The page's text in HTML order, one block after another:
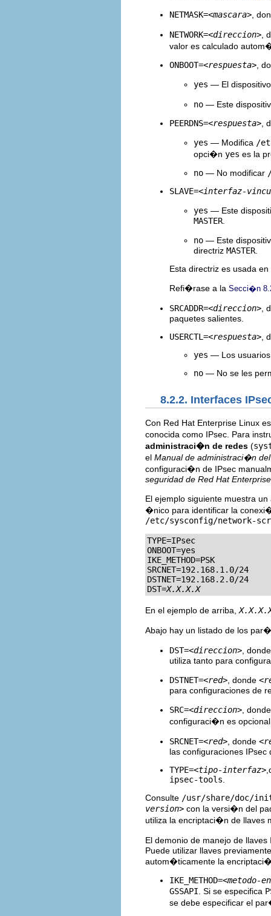
NETMASK=<mascara> ,
NETWORK=<direccion> ,
valor es calculado
ONBOOT=<respuesta> ,
yes — El
no — Este
PEERDNS=<respuesta> ,
yes — Modifica /
opci�n yes es la
no — No modificar
SLAVE=<interfaz-
yes — Este
MASTER
no — Este
directriz MASTER
Esta directriz es usada
Refi�rase a la Secci�n
SRCADDR=<direccion> ,
paquetes salientes.
USERCTL=<respuesta> ,
yes — Los usuarios
no — No se les
8.2.2. Interfaces
Con Red Hat Enterprise Linux
conocida como IPsec. Para
administraci�n de redes (
el Manual de administraci�n
configuraci�n de IPsec
seguridad de Red Hat
El ejemplo siguiente muestra
�nico para identificar la
/etc/sysconfig/network-
TYPE=IPsec
ONBOOT=yes
IKE_METHOD=PSK
SRCNET=192.168.1.0/24
DSTNET=192.168.2.0/24
DST=X.X.X.X
En el ejemplo de arriba,
Abajo hay un listado de los
DST=<direccion> ,
utiliza tanto para
DSTNET=<red> , donde
para configuraciones de
SRC=<direccion> ,
configuraci�n es
SRCNET=<red> , donde
las configuraciones IPsec
TYPE=<tipo-interfaz>
ipsec-tools
Consulte /usr/share/doc/
version> con la versi�n del
utiliza la encriptaci�n de llaves
El demonio de manejo de llaves
Puede utilizar llaves
autom�ticamente la
IKE_METHOD=<metodo-
GSSAPI . Si se especifica
se debe especificar el